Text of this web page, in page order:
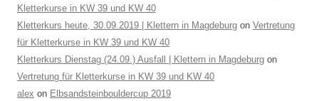
Kletterkurse in KW 39 und KW 40
Kletterkurs heute, 30.09.2019 | Klettern in Magdeburg on Vertretung
für Kletterkurse in KW 39 und KW 40
Kletterkurs Dienstag (24.09.) Ausfall | Klettern in Magdeburg on
Vertretung für Kletterkurse in KW 39 und KW 40
alex on Elbsandsteinbouldercup 2019